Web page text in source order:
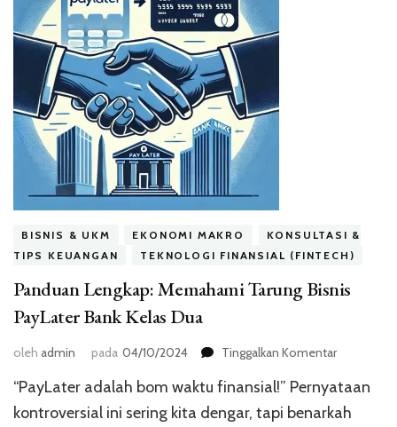
BISNIS & UKM EKONOMI MAKRO
KONSULTASI &
TIPS KEUANGAN
TEKNOLOGI FINANSIAL (FINTECH)
Panduan Lengkap: Memahami Tarung Bisnis
PayLater Bank Kelas Dua
oleh admin pada 04/10/2024 Tinggalkan Komentarpada
Lengkap:
Memahami
“PayLater adalah bom waktu finansial!” Pernyataan
kontroversial ini sering kita dengar, tapi benarkah